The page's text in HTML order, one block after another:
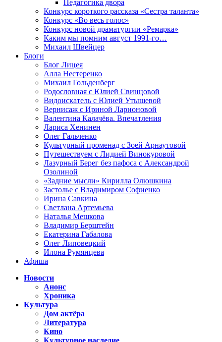
Педагогика двора
Конкурс короткого рассказа «Сестра таланта»
Конкурс «Во весь голос»
Конкурс новой драматургии «Ремарка»
Каким мы помним август 1991-го…
Михаил Швейцер
Блоги
Блог Лицея
Алла Нестеренко
Михаил Гольденберг
Родословная с Юлией Свинцовой
Видоискатель с Юлией Утышевой
Вернисаж с Ириной Ларионовой
Валентина Калачёва. Впечатления
Лариса Хенинен
Олег Гальченко
Культурный променад с Зоей Арнаутовой
Путешествуем с Лидией Винокуровой
Лазурный Берег без пафоса с Александрой
Озолиной
«Задние мысли» Кирилла Олюшкина
Застолье с Владимиром Софиенко
Ирина Савкина
Светлана Артемьева
Наталья Мешкова
Владимир Берштейн
Екатерина Габалова
Олег Липовецкий
Илона Румянцева
Афиша
Новости
Анонс
Хроника
Культура
Дом актёра
Литература
Кино